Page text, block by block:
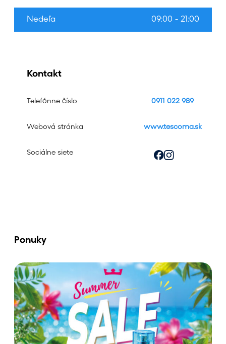
Nedeľa 09:00 - 21:00
Kontakt
Telefónne číslo
Webová stránka
Sociálne siete
0911 022 989
www.tescoma.sk
Ponuky
V
y
c
h
u
t
n